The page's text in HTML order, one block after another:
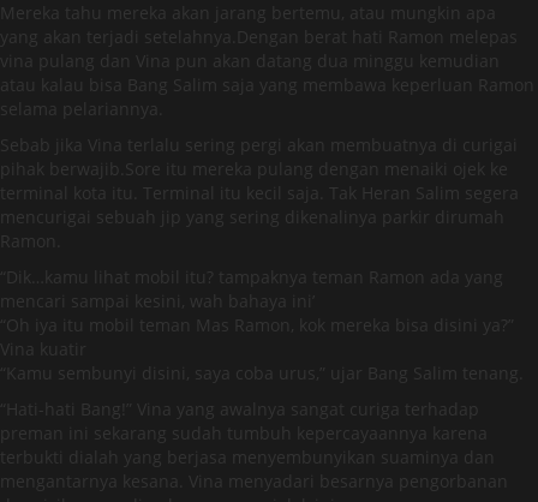
Mereka tahu mereka akan jarang bertemu, atau mungkin apa
yang akan terjadi setelahnya.Dengan berat hati Ramon melepas
vina pulang dan Vina pun akan datang dua minggu kemudian
atau kalau bisa Bang Salim saja yang membawa keperluan Ramon
selama pelariannya.
Sebab jika Vina terlalu sering pergi akan membuatnya di curigai
pihak berwajib.Sore itu mereka pulang dengan menaiki ojek ke
terminal kota itu. Terminal itu kecil saja. Tak Heran Salim segera
mencurigai sebuah jip yang sering dikenalinya parkir dirumah
Ramon.
“Dik…kamu lihat mobil itu? tampaknya teman Ramon ada yang
mencari sampai kesini, wah bahaya ini’
“Oh iya itu mobil teman Mas Ramon, kok mereka bisa disini ya?”
Vina kuatir
“Kamu sembunyi disini, saya coba urus,” ujar Bang Salim tenang.
“Hati-hati Bang!” Vina yang awalnya sangat curiga terhadap
preman ini sekarang sudah tumbuh kepercayaannya karena
terbukti dialah yang berjasa menyembunyikan suaminya dan
mengantarnya kesana. Vina menyadari besarnya pengorbanan